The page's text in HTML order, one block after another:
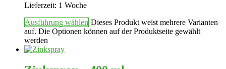
Lieferzeit: 1 Woche
Ausführung wählen Dieses Produkt weist mehrere Varianten
auf. Die Optionen können auf der Produktseite gewählt
werden